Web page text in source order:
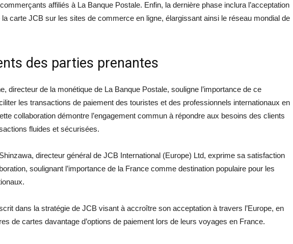
affiliés à La Banque Postale. Enfin, la dernière phase inclura l’acceptation
carte JCB sur les sites de commerce en ligne, élargissant ainsi le réseau mondial de
des parties prenantes
directeur de la monétique de La Banque Postale, souligne l’importance de ce
les transactions de paiement des touristes et des professionnels internationaux en
collaboration démontre l’engagement commun à répondre aux besoins des clients
fluides et sécurisées.
directeur général de JCB International (Europe) Ltd, exprime sa satisfaction
soulignant l’importance de la France comme destination populaire pour les
dans la stratégie de JCB visant à accroître son acceptation à travers l’Europe, en
de cartes davantage d’options de paiement lors de leurs voyages en France.